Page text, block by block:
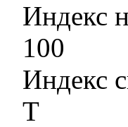
Индекс
100
Индекс
T